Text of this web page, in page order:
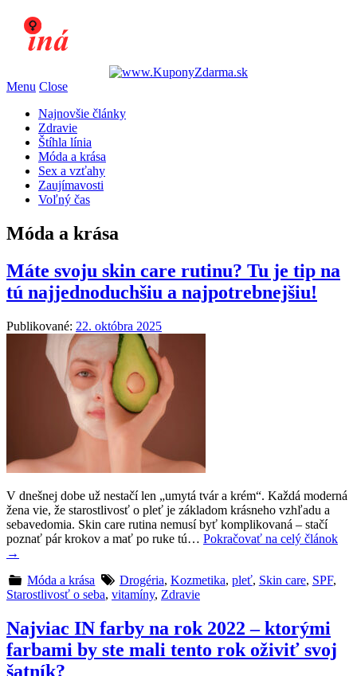
Menu Close
Najnovšie články
Zdravie
Štíhla línia
Móda a krása
Sex a vzťahy
Zaujímavosti
Voľný čas
Móda a krása
Máte svoju skin care rutinu? Tu je tip na
tú najjednoduchšiu a najpotrebnejšiu!
Publikované: 22. októbra 2025
V dnešnej dobe už nestačí len „umytá tvár a krém“. Každá moderná
žena vie, že starostlivosť o pleť je základom krásneho vzhľadu a
sebavedomia. Skin care rutina nemusí byť komplikovaná – stačí
poznať pár krokov a mať po ruke tú… Pokračovať na celý článok
→
Móda a krása
Drogéria, Kozmetika, pleť, Skin care, SPF,
Starostlivosť o seba, vitamíny, Zdravie
Najviac IN farby na rok 2022 – ktorými
farbami by ste mali tento rok oživiť svoj
šatník?